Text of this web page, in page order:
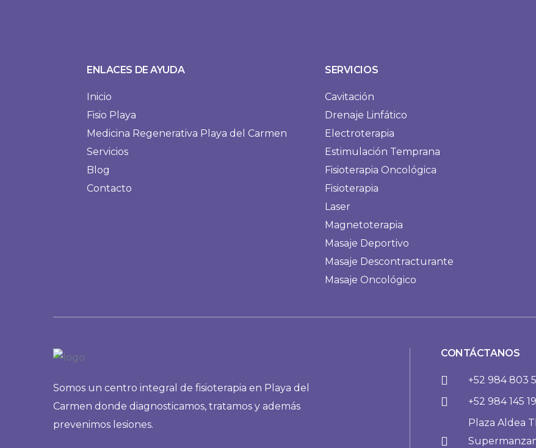
ENLACES DE AYUDA
Inicio
Fisio Playa
Medicina Regenerativa Playa del Carmen
Servicios
Blog
Contacto
SERVICIOS
Cavitación
Drenaje Linfático
Electroterapia
Estimulación Temprana
Fisioterapia Oncológica
Fisioterapia
Laser
Magnetoterapia
Masaje Deportivo
Masaje Descontracturante
Masaje Oncológico
Somos un centro integral de fisioterapia en Playa del
Carmen donde diagnosticamos, tratamos y además
prevenimos lesiones.
CONTÁCTANOS
+52 984 803
+52 984 145
Plaza Aldea